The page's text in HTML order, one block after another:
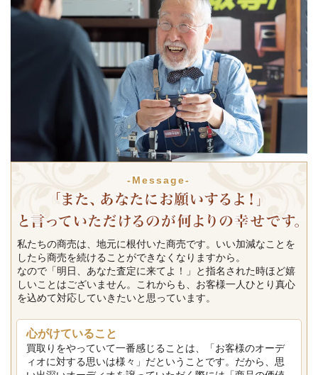
-Message-
私たちの商売は、地元に根付いた商売です。いい加減なことを
したら商売を続けることができなくなりますから。
なので「明日、あなた査定に来てよ！」と指名された時ほど嬉
しいことはございません。これからも、お客様一人ひとり真心
を込めて対応していきたいと思っています。
心がけていること
買取りをやっていて一番感じることは、「お客様のオーデ
ィオに対する思いは様々」だということです。だから、思